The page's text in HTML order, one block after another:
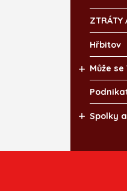
ZTRÁTY
Hřbitov
Může
Spolky